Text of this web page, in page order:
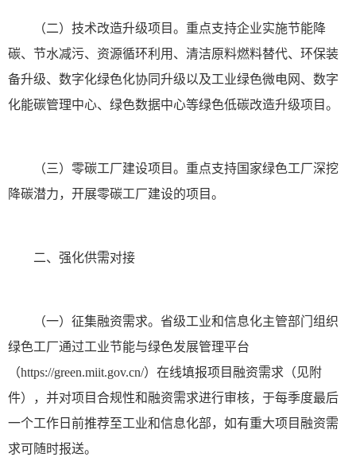
（二）技术改造升级项目。重点支持企业实施节能降
碳、节水减污、资源循环利用、清洁原料燃料替代、环保装
备升级、数字化绿色化协同升级以及工业绿色微电网、数字
化能碳管理中心、绿色数据中心等绿色低碳改造升级项目。
（三）零碳工厂建设项目。重点支持国家绿色工厂深挖
降碳潜力，开展零碳工厂建设的项目。
二、强化供需对接
（一）征集融资需求。省级工业和信息化主管部门组织
绿色工厂通过工业节能与绿色发展管理平台
（https://green.miit.gov.cn/）在线填报项目融资需求（见附
件），并对项目合规性和融资需求进行审核，于每季度最后
一个工作日前推荐至工业和信息化部，如有重大项目融资需
求可随时报送。